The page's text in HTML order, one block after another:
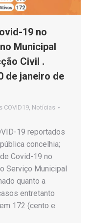
19 no
Municipal
Civil .
de janeiro de
COVID19, Notícias
19 reportados
concelhia;
Covid-19 no
Serviço Municipal
quanto a
entretanto
172 (cento e